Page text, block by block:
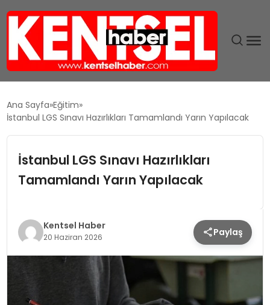
EKONOMI
TEKNOLOJI
MAGAZIN
KÜLTÜR & SANAT
Ana Sayfa Eğitim
İstanbul LGS Sınavı Hazırlıkları Tamamlandı Yarın Yapılacak
İstanbul LGS Sınavı Hazırlıkları
Tamamlandı Yarın Yapılacak
Kentsel Haber
20 Haziran 2026 Paylaş